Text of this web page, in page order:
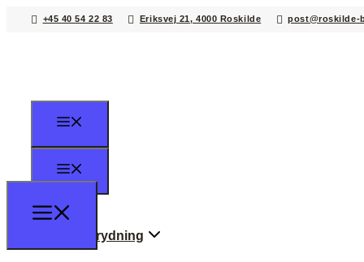
+45 40 54 22 83 Eriksvej 21, 4000 Roskilde post@roskilde-
Om brydning